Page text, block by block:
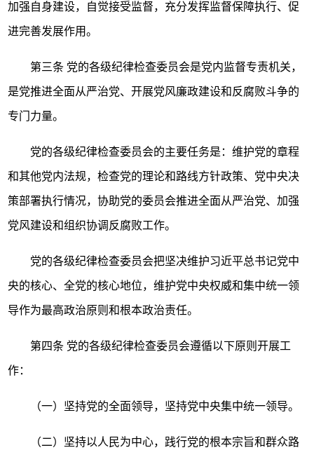
加强自身建设，自觉接受监督，充分发挥监督保障执行、促
进完善发展作用。
第三条 党的各级纪律检查委员会是党内监督专责机关，
是党推进全面从严治党、开展党风廉政建设和反腐败斗争的
专门力量。
党的各级纪律检查委员会的主要任务是：维护党的章程
和其他党内法规，检查党的理论和路线方针政策、党中央决
策部署执行情况，协助党的委员会推进全面从严治党、加强
党风建设和组织协调反腐败工作。
党的各级纪律检查委员会把坚决维护习近平总书记党中
央的核心、全党的核心地位，维护党中央权威和集中统一领
导作为最高政治原则和根本政治责任。
第四条 党的各级纪律检查委员会遵循以下原则开展工
作：
（一）坚持党的全面领导，坚持党中央集中统一领导。
（二）坚持以人民为中心，践行党的根本宗旨和群众路